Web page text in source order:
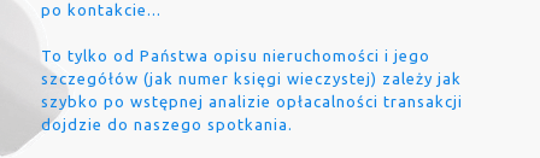
po kontakcie...
To tylko od Państwa opisu nieruchomości i jego
szczegółów (jak numer księgi wieczystej) zależy jak
szybko po wstępnej analizie opłacalności transakcji
dojdzie do naszego spotkania.